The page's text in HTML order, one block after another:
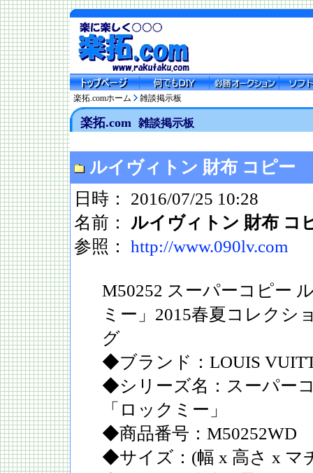
楽拓.comホーム 雑談掲示板
楽拓.com 雑談掲示板
ルイヴィトン 財布 コピー
日時： 2016/07/25 10:28
名前： ルイヴィトン 財布 コ
参照： http://www.090lv.com
M50252 スーパーコピー
ミー」2015春夏コレクシ
グ
◆ブランド：LOUIS
◆シリーズ名：スーパー
「ロックミー」
◆商品番号：M50252WD
◆サイズ：(幅 x 高さ x マ